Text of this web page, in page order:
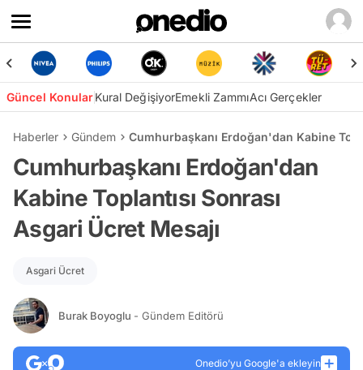
Güncel KonularKural DeğişiyorEmekli ZammıAcı Gerçekler
Haberler Gündem Cumhurbaşkanı Erdoğan'dan Kabine
Cumhurbaşkanı Erdoğan'dan
Kabine Toplantısı Sonrası
Asgari Ücret Mesajı
Asgari Ücret
Burak Boyoglu - Gündem Editörü
Onedio’yu Google'a ekleyin